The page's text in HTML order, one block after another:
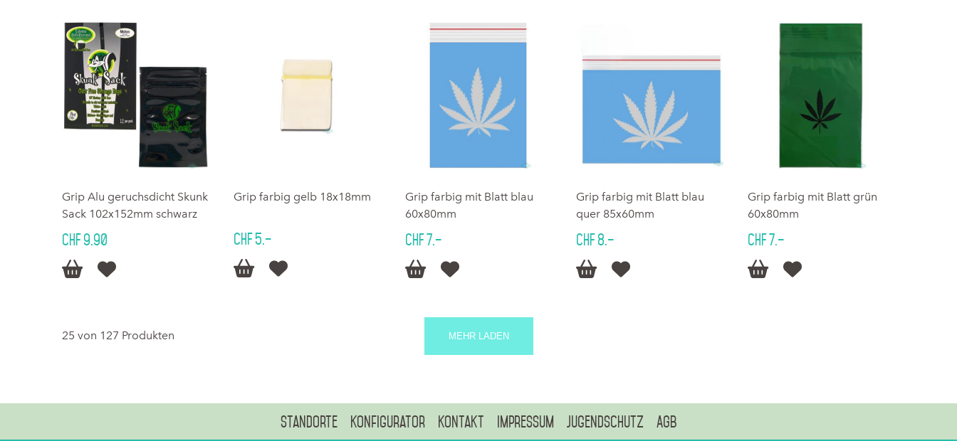
Grip Alu geruchsdicht Skunk
Sack 102x152mm schwarz
CHF 9.90
 
Grip farbig gelb 18x18mm
CHF 5.–
 
Grip farbig mit Blatt blau
60x80mm
CHF 7.–
 
Grip farbig mit Blatt blau
quer 85x60mm
CHF 8.–
 
Grip farbig mit Blatt grün
60x80mm
CHF 7.–
 
25 von 127 Produkten MEHR LADEN
Standorte Konfigurator Kontakt Impressum Jugendschutz AGB